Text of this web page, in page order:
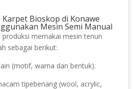
Bioskop di Konawe
Mesin Semi Manual
produksi memakai mesin tenun
sebagai berikut:
(motif, warna dan bentuk).
tipebenang (wool, acrylic,